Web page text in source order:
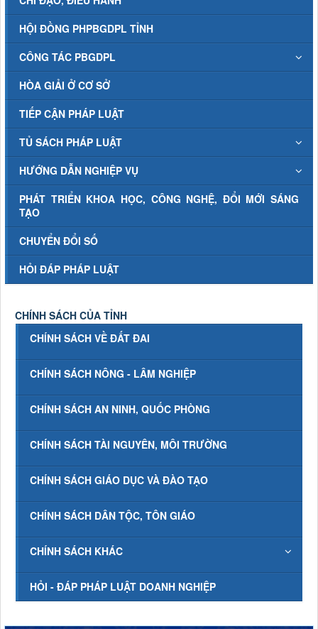
HỘI ĐỒNG PHPBGDPL TỈNH
CÔNG TÁC PBGDPL
HÒA GIẢI Ở CƠ SỞ
TIẾP CẬN PHÁP LUẬT
TỦ SÁCH PHÁP LUẬT
HƯỚNG DẪN NGHIỆP VỤ
PHÁT TRIỂN KHOA HỌC, CÔNG NGHỆ, ĐỔI MỚI SÁNG
TẠO
CHUYỂN ĐỔI SỐ
HỎI ĐÁP PHÁP LUẬT
CHÍNH SÁCH CỦA TỈNH
CHÍNH SÁCH VỀ ĐẤT ĐAI
CHÍNH SÁCH NÔNG - LÂM NGHIỆP
CHÍNH SÁCH AN NINH, QUỐC PHÒNG
CHÍNH SÁCH TÀI NGUYÊN, MÔI TRƯỜNG
CHÍNH SÁCH GIÁO DỤC VÀ ĐÀO TẠO
CHÍNH SÁCH DÂN TỘC, TÔN GIÁO
CHÍNH SÁCH KHÁC
HỎI - ĐÁP PHÁP LUẬT DOANH NGHIỆP